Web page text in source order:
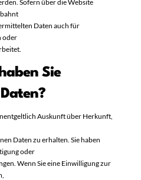
Sofern über die Website
Daten auch für
oder
Sie
Auskunft über Herkunft,
Daten zu erhalten. Sie haben
oder
Wenn Sie eine Einwilligung zur